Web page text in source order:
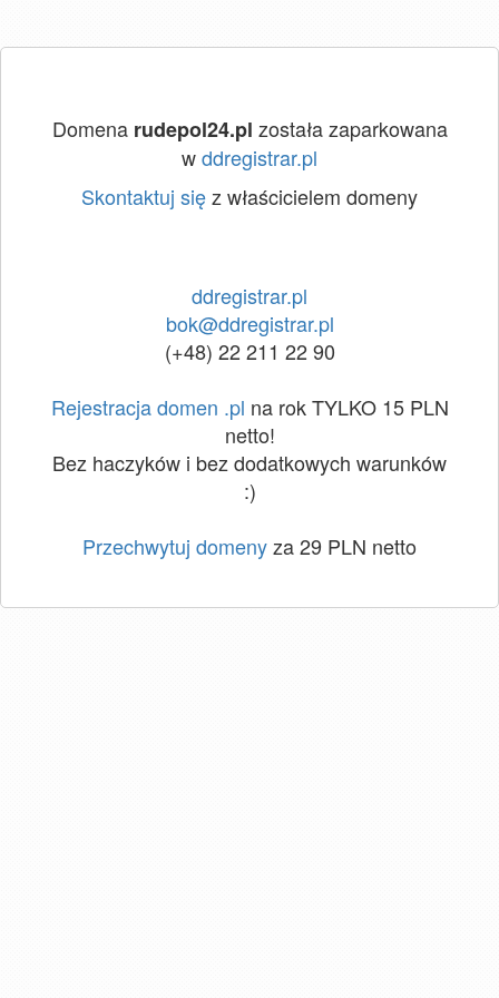
Domena rudepol24.pl została zaparkowana
wddregistrar.pl
Skontaktuj sięz właścicielem domeny
ddregistrar.pl
bok@ddregistrar.pl
(+48) 22 211 22 90
Rejestracja domen .pl na rok TYLKO 15 PLN
netto!
Bez haczyków i bez dodatkowych warunków
:)
Przechwytuj domenyza 29 PLN netto